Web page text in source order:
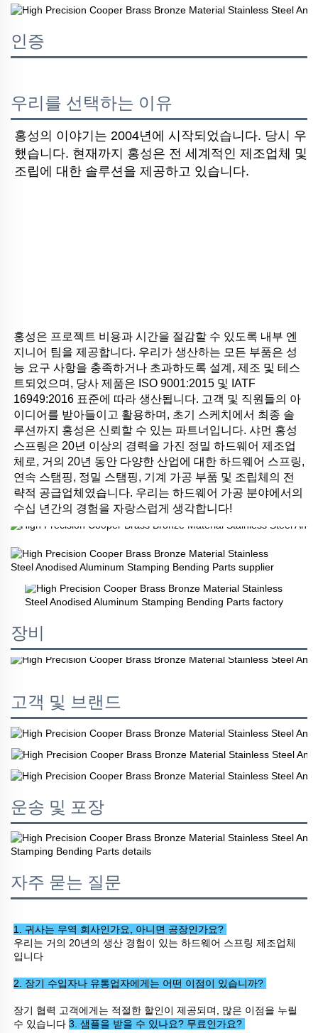
인증
우리를 선택하는 이유
홍성의 이야기는 2004년에 시작되었습니다. 당시 우
했습니다. 현재까지 홍성은 전 세계적인 제조업체 및
조립에 대한 솔루션을 제공하고 있습니다.
홍성은 프로젝트 비용과 시간을 절감할 수 있도록 내부 엔
지니어 팀을 제공합니다. 우리가 생산하는 모든 부품은 성
능 요구 사항을 충족하거나 초과하도록 설계, 제조 및 테스
트되었으며, 당사 제품은 ISO 9001:2015 및 IATF
16949:2016 표준에 따라 생산됩니다. 고객 및 직원들의 아
이디어를 받아들이고 활용하며, 초기 스케치에서 최종 솔
루션까지 홍성은 신뢰할 수 있는 파트너입니다. 샤먼 홍성
스프링은 20년 이상의 경력을 가진 정밀 하드웨어 제조업
체로, 거의 20년 동안 다양한 산업에 대한 하드웨어 스프링,
연속 스탬핑, 정밀 스탬핑, 기계 가공 부품 및 조립체의 전
략적 공급업체였습니다. 우리는 하드웨어 가공 분야에서의
수십 년간의 경험을 자랑스럽게 생각합니다!
장비
고객 및 브랜드
운송 및 포장
자주 묻는 질문
1. 귀사는 무역 회사인가요, 아니면 공장인가요?
우리는 거의 20년의 생산 경험이 있는 하드웨어 스프링 제조업체
입니다
2. 장기 수입자나 유통업자에게는 어떤 이점이 있습니까?
장기 협력 고객에게는 적절한 할인이 제공되며, 많은 이점을 누릴
수 있습니다 3. 샘플을 받을 수 있나요? 무료인가요?